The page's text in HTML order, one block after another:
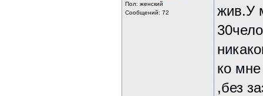
Пол: женский
Сообщений: 72
жив.У
ко
,без